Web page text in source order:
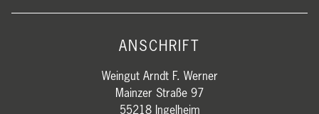
ANSCHRIFT
Weingut Arndt F. Werner
Mainzer Straße 97
55218 Ingelheim